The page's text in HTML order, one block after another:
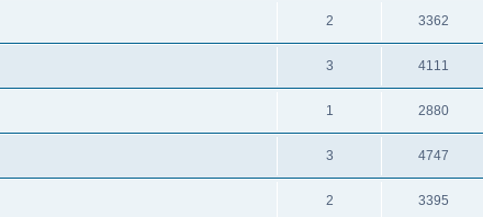
2 3362
3 4111
1 2880
3 4747
2 3395